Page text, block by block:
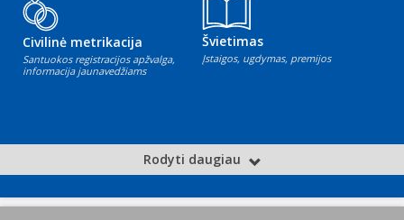
Civilinė metrikacija
Santuokos registracijos apžvalga,
informacija jaunavedžiams
Švietimas
Įstaigos, ugdymas, premijos
Rodyti daugiau